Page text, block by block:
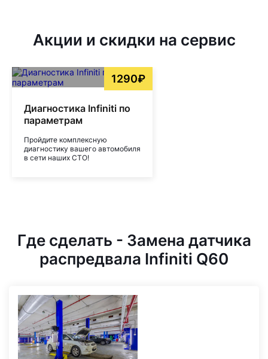
Акции и скидки на сервис
1290₽
Диагностика Infiniti по
параметрам
Пройдите комплексную
диагностику вашего автомобиля
в сети наших СТО!
Где сделать - Замена датчика
распредвала Infiniti Q60